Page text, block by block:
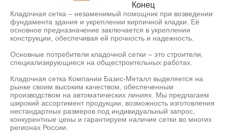
Конец
Кладочная сетка – незаменимый помощник при возведении
фундамента здания и укреплении кирпичной кладки. Её
основное предназначение заключается в укреплении
конструкции, обеспечивая ей прочность и надежность.
Основные потребители кладочной сетки – это строители,
специализирующиеся на общестроительных работах.
Кладочная сетка Компании Базис-Металл выделяется на
рынке своим высоким качеством, обеспеченным
производством на автоматических линиях. Мы предлагаем
широкий ассортимент продукции, возможность изготовления
нестандартных размеров под индивидуальный запрос,
конкурентные цены и гарантируем наличие сетки во многих
регионах России.